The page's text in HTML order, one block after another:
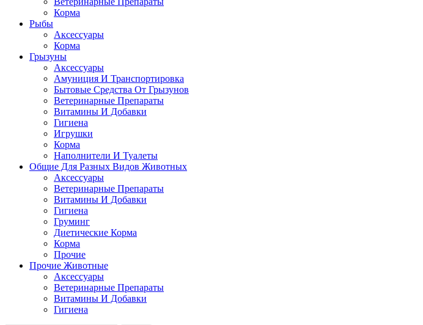
Корма
Рыбы
Аксессуары
Корма
Грызуны
Аксессуары
Амуниция И Транспортировка
Бытовые Средства От Грызунов
Ветеринарные Препараты
Витамины И Добавки
Гигиена
Игрушки
Корма
Наполнители И Туалеты
Общие Для Разных Видов Животных
Аксессуары
Ветеринарные Препараты
Витамины И Добавки
Гигиена
Груминг
Диетические Корма
Корма
Прочие
Прочие Животные
Аксессуары
Ветеринарные Препараты
Витамины И Добавки
Гигиена